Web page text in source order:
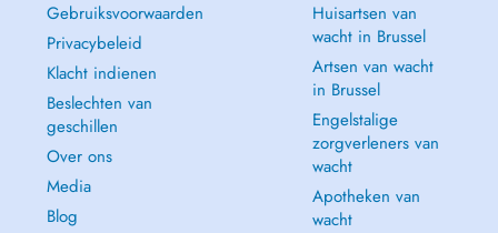
Gebruiksvoorwaarden
Privacybeleid
Klacht indienen
Beslechten van
geschillen
Over ons
Media
Blog
Huisartsen van
wacht in Brussel
Artsen van wacht
in Brussel
Engelstalige
zorgverleners van
wacht
Apotheken van
wacht